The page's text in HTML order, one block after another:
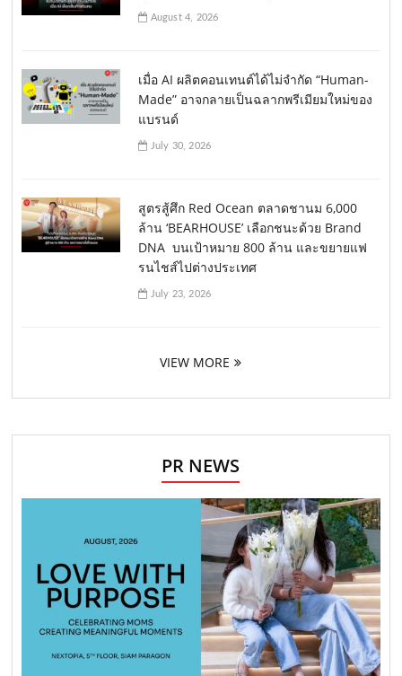
August 4, 2026
เมื่อ AI ผลิตคอนเทนต์ได้ไม่จำกัด “Human-
Made” อาจกลายเป็นฉลากพรีเมียมใหม่ของ
แบรนด์
July 30, 2026
สูตรสู้ศึก Red Ocean ตลาดชานม 6,000
ล้าน ‘BEARHOUSE’ เลือกชนะด้วย Brand
DNA บนเป้าหมาย 800 ล้าน และขยายแฟ
รนไชส์ไปต่างประเทศ
July 23, 2026
VIEW MORE
PR NEWS